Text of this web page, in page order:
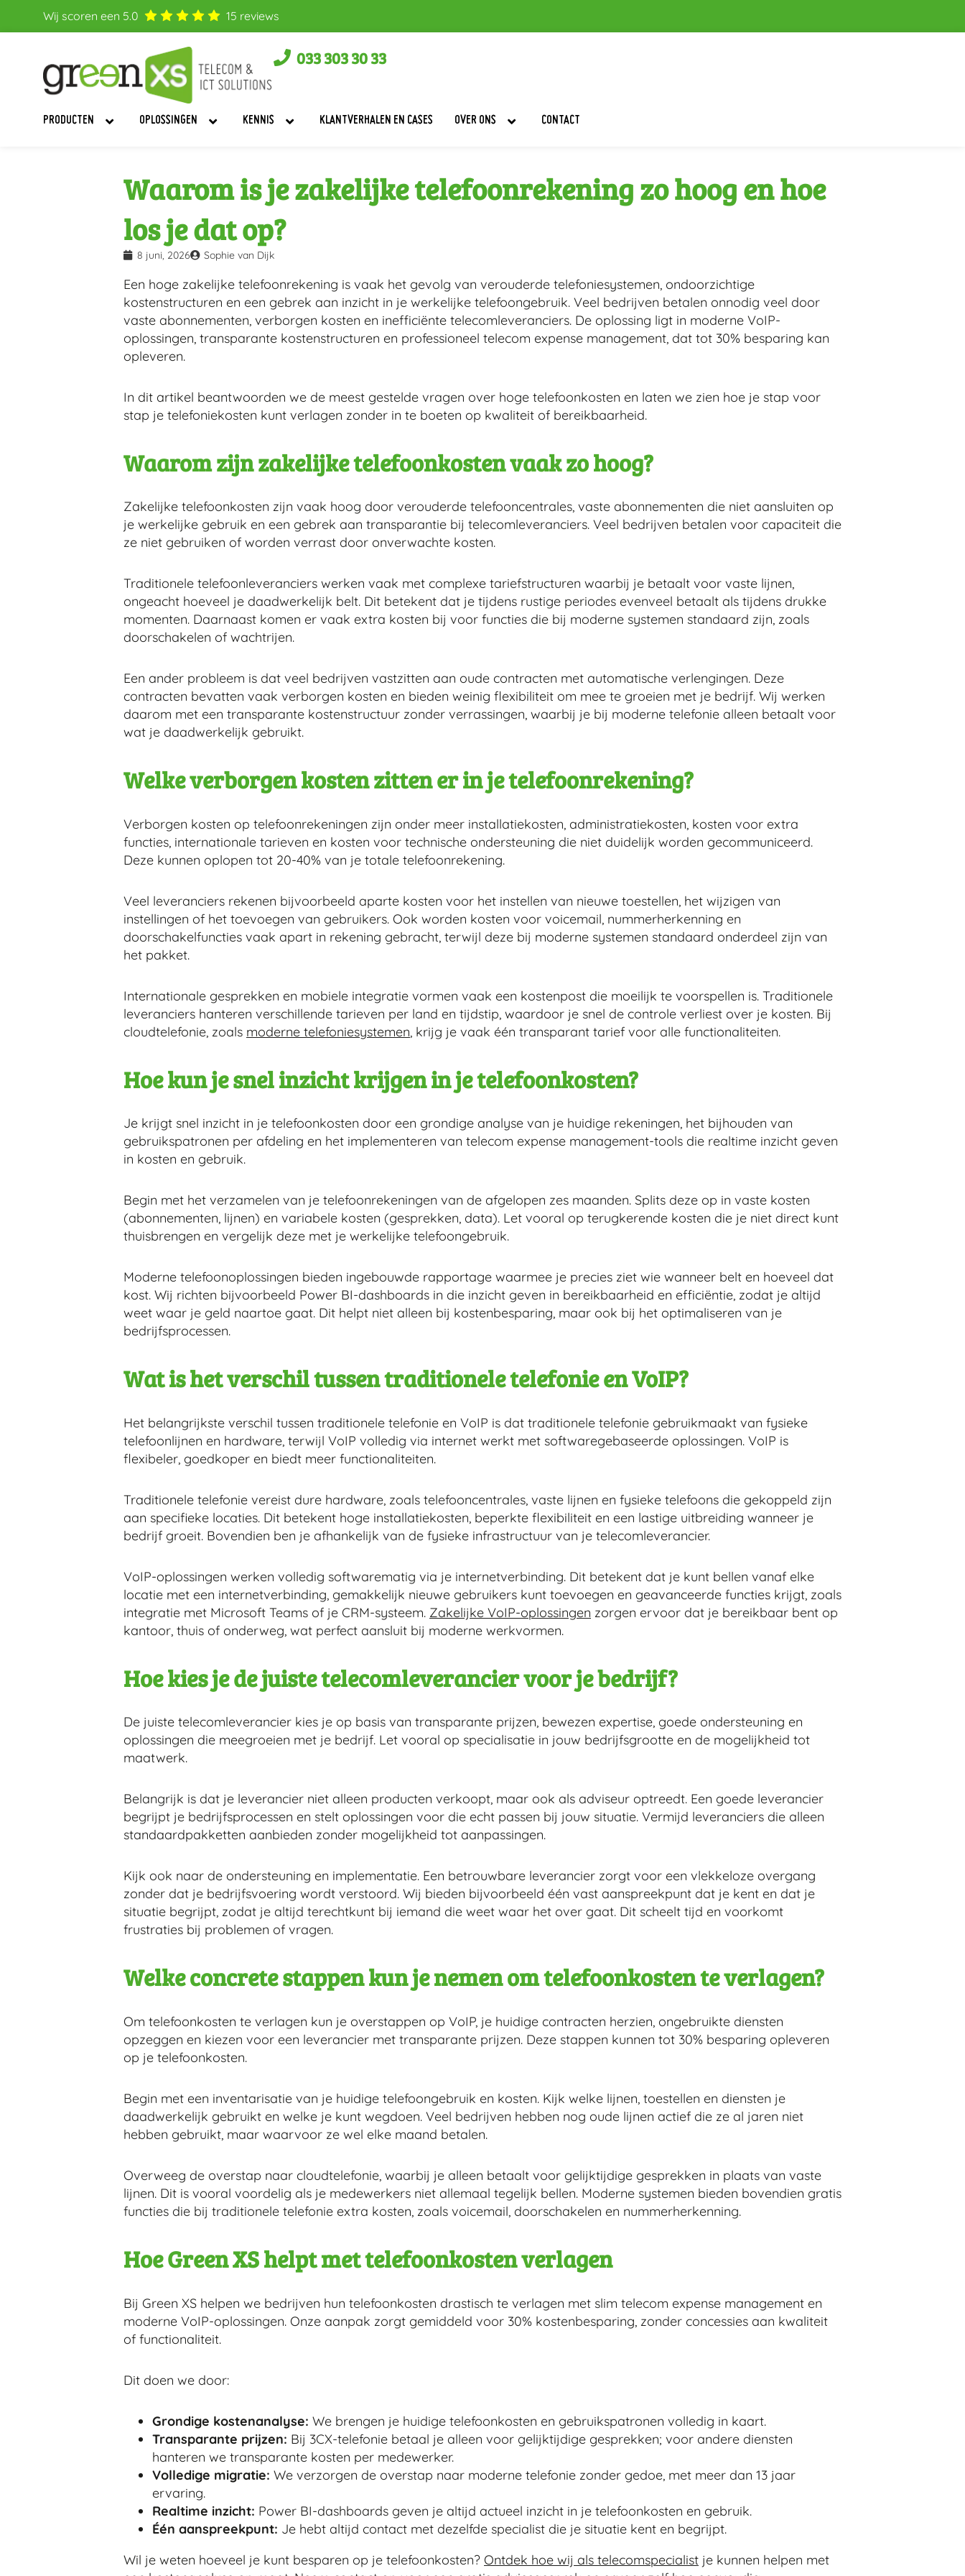
Wij scoren een 5.0 15 reviews
033 303 30 33
PRODUCTEN OPLOSSINGEN KENNIS KLANTVERHALEN EN CASES OVER ONS CONTACT
Waarom is je zakelijke telefoonrekening zo hoog en hoe
los je dat op?
8 juni, 2026 Sophie van Dijk
Een hoge zakelijke telefoonrekening is vaak het gevolg van verouderde telefoniesystemen, ondoorzichtige
kostenstructuren en een gebrek aan inzicht in je werkelijke telefoongebruik. Veel bedrijven betalen onnodig veel door
vaste abonnementen, verborgen kosten en inefficiënte telecomleveranciers. De oplossing ligt in moderne VoIP-
oplossingen, transparante kostenstructuren en professioneel telecom expense management, dat tot 30% besparing kan
opleveren.
In dit artikel beantwoorden we de meest gestelde vragen over hoge telefoonkosten en laten we zien hoe je stap voor
stap je telefoniekosten kunt verlagen zonder in te boeten op kwaliteit of bereikbaarheid.
Waarom zijn zakelijke telefoonkosten vaak zo hoog?
Zakelijke telefoonkosten zijn vaak hoog door verouderde telefooncentrales, vaste abonnementen die niet aansluiten op
je werkelijke gebruik en een gebrek aan transparantie bij telecomleveranciers. Veel bedrijven betalen voor capaciteit die
ze niet gebruiken of worden verrast door onverwachte kosten.
Traditionele telefoonleveranciers werken vaak met complexe tariefstructuren waarbij je betaalt voor vaste lijnen,
ongeacht hoeveel je daadwerkelijk belt. Dit betekent dat je tijdens rustige periodes evenveel betaalt als tijdens drukke
momenten. Daarnaast komen er vaak extra kosten bij voor functies die bij moderne systemen standaard zijn, zoals
doorschakelen of wachtrijen.
Een ander probleem is dat veel bedrijven vastzitten aan oude contracten met automatische verlengingen. Deze
contracten bevatten vaak verborgen kosten en bieden weinig flexibiliteit om mee te groeien met je bedrijf. Wij werken
daarom met een transparante kostenstructuur zonder verrassingen, waarbij je bij moderne telefonie alleen betaalt voor
wat je daadwerkelijk gebruikt.
Welke verborgen kosten zitten er in je telefoonrekening?
Verborgen kosten op telefoonrekeningen zijn onder meer installatiekosten, administratiekosten, kosten voor extra
functies, internationale tarieven en kosten voor technische ondersteuning die niet duidelijk worden gecommuniceerd.
Deze kunnen oplopen tot 20-40% van je totale telefoonrekening.
Veel leveranciers rekenen bijvoorbeeld aparte kosten voor het instellen van nieuwe toestellen, het wijzigen van
instellingen of het toevoegen van gebruikers. Ook worden kosten voor voicemail, nummerherkenning en
doorschakelfuncties vaak apart in rekening gebracht, terwijl deze bij moderne systemen standaard onderdeel zijn van
het pakket.
Internationale gesprekken en mobiele integratie vormen vaak een kostenpost die moeilijk te voorspellen is. Traditionele
leveranciers hanteren verschillende tarieven per land en tijdstip, waardoor je snel de controle verliest over je kosten. Bij
cloudtelefonie, zoals moderne telefoniesystemen, krijg je vaak één transparant tarief voor alle functionaliteiten.
Hoe kun je snel inzicht krijgen in je telefoonkosten?
Je krijgt snel inzicht in je telefoonkosten door een grondige analyse van je huidige rekeningen, het bijhouden van
gebruikspatronen per afdeling en het implementeren van telecom expense management-tools die realtime inzicht geven
in kosten en gebruik.
Begin met het verzamelen van je telefoonrekeningen van de afgelopen zes maanden. Splits deze op in vaste kosten
(abonnementen, lijnen) en variabele kosten (gesprekken, data). Let vooral op terugkerende kosten die je niet direct kunt
thuisbrengen en vergelijk deze met je werkelijke telefoongebruik.
Moderne telefoonoplossingen bieden ingebouwde rapportage waarmee je precies ziet wie wanneer belt en hoeveel dat
kost. Wij richten bijvoorbeeld Power BI-dashboards in die inzicht geven in bereikbaarheid en efficiëntie, zodat je altijd
weet waar je geld naartoe gaat. Dit helpt niet alleen bij kostenbesparing, maar ook bij het optimaliseren van je
bedrijfsprocessen.
Wat is het verschil tussen traditionele telefonie en VoIP?
Het belangrijkste verschil tussen traditionele telefonie en VoIP is dat traditionele telefonie gebruikmaakt van fysieke
telefoonlijnen en hardware, terwijl VoIP volledig via internet werkt met softwaregebaseerde oplossingen. VoIP is
flexibeler, goedkoper en biedt meer functionaliteiten.
Traditionele telefonie vereist dure hardware, zoals telefooncentrales, vaste lijnen en fysieke telefoons die gekoppeld zijn
aan specifieke locaties. Dit betekent hoge installatiekosten, beperkte flexibiliteit en een lastige uitbreiding wanneer je
bedrijf groeit. Bovendien ben je afhankelijk van de fysieke infrastructuur van je telecomleverancier.
VoIP-oplossingen werken volledig softwarematig via je internetverbinding. Dit betekent dat je kunt bellen vanaf elke
locatie met een internetverbinding, gemakkelijk nieuwe gebruikers kunt toevoegen en geavanceerde functies krijgt, zoals
integratie met Microsoft Teams of je CRM-systeem. Zakelijke VoIP-oplossingen zorgen ervoor dat je bereikbaar bent op
kantoor, thuis of onderweg, wat perfect aansluit bij moderne werkvormen.
Hoe kies je de juiste telecomleverancier voor je bedrijf?
De juiste telecomleverancier kies je op basis van transparante prijzen, bewezen expertise, goede ondersteuning en
oplossingen die meegroeien met je bedrijf. Let vooral op specialisatie in jouw bedrijfsgrootte en de mogelijkheid tot
maatwerk.
Belangrijk is dat je leverancier niet alleen producten verkoopt, maar ook als adviseur optreedt. Een goede leverancier
begrijpt je bedrijfsprocessen en stelt oplossingen voor die echt passen bij jouw situatie. Vermijd leveranciers die alleen
standaardpakketten aanbieden zonder mogelijkheid tot aanpassingen.
Kijk ook naar de ondersteuning en implementatie. Een betrouwbare leverancier zorgt voor een vlekkeloze overgang
zonder dat je bedrijfsvoering wordt verstoord. Wij bieden bijvoorbeeld één vast aanspreekpunt dat je kent en dat je
situatie begrijpt, zodat je altijd terechtkunt bij iemand die weet waar het over gaat. Dit scheelt tijd en voorkomt
frustraties bij problemen of vragen.
Welke concrete stappen kun je nemen om telefoonkosten te verlagen?
Om telefoonkosten te verlagen kun je overstappen op VoIP, je huidige contracten herzien, ongebruikte diensten
opzeggen en kiezen voor een leverancier met transparante prijzen. Deze stappen kunnen tot 30% besparing opleveren
op je telefoonkosten.
Begin met een inventarisatie van je huidige telefoongebruik en kosten. Kijk welke lijnen, toestellen en diensten je
daadwerkelijk gebruikt en welke je kunt wegdoen. Veel bedrijven hebben nog oude lijnen actief die ze al jaren niet
hebben gebruikt, maar waarvoor ze wel elke maand betalen.
Overweeg de overstap naar cloudtelefonie, waarbij je alleen betaalt voor gelijktijdige gesprekken in plaats van vaste
lijnen. Dit is vooral voordelig als je medewerkers niet allemaal tegelijk bellen. Moderne systemen bieden bovendien gratis
functies die bij traditionele telefonie extra kosten, zoals voicemail, doorschakelen en nummerherkenning.
Hoe Green XS helpt met telefoonkosten verlagen
Bij Green XS helpen we bedrijven hun telefoonkosten drastisch te verlagen met slim telecom expense management en
moderne VoIP-oplossingen. Onze aanpak zorgt gemiddeld voor 30% kostenbesparing, zonder concessies aan kwaliteit
of functionaliteit.
Dit doen we door:
Grondige kostenanalyse: We brengen je huidige telefoonkosten en gebruikspatronen volledig in kaart.
Transparante prijzen: Bij 3CX-telefonie betaal je alleen voor gelijktijdige gesprekken; voor andere diensten
hanteren we transparante kosten per medewerker.
Volledige migratie: We verzorgen de overstap naar moderne telefonie zonder gedoe, met meer dan 13 jaar
ervaring.
Realtime inzicht: Power BI-dashboards geven je altijd actueel inzicht in je telefoonkosten en gebruik.
Één aanspreekpunt: Je hebt altijd contact met dezelfde specialist die je situatie kent en begrijpt.
Wil je weten hoeveel je kunt besparen op je telefoonkosten? Ontdek hoe wij als telecomspecialist je kunnen helpen met